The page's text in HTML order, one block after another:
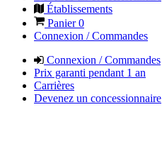
Établissements
Panier0
Connexion / Commandes
Connexion / Commandes
Prix garanti pendant 1 an
Carrières
Devenez un concessionnaire